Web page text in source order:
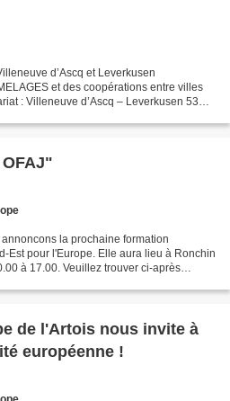
d’Ascq et Leverkusen
et des coopérations entre villes
: Villeneuve d’Ascq – Leverkusen 53
la prochaine formation
Est pour l'Europe. Elle aura lieu à Ronchin
à 17.00. Veuillez trouver ci-après
de l'Artois nous invite à
européenne !